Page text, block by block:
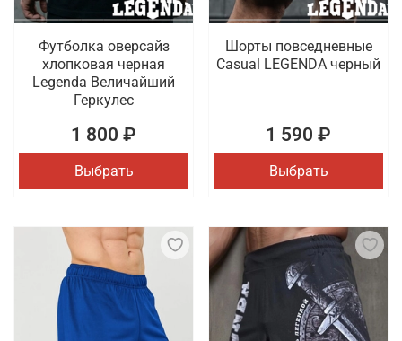
Футболка оверсайз
хлопковая черная
Legenda Величайший
Геркулес
1 800 ₽
Выбрать
Шорты повседневные
Casual LEGENDA черный
1 590 ₽
Выбрать